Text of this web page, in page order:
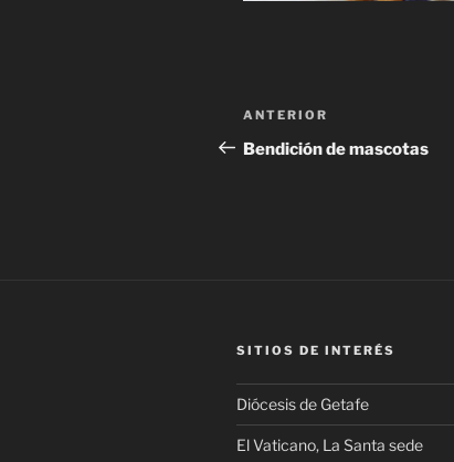
Navegación
de
Entrada
anterior:
ANTERIOR
Bendición de mascotas
SITIOS DE INTERÉS
Diócesis de Getafe
El Vaticano, La Santa sede